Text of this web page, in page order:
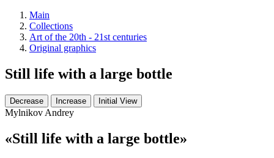
Main
Collections
Art of the 20th - 21st centuries
Original graphics
Still life with а large bottle
Decrease Increase Initial View
Mylnikov Andrey
«Still life with а large bottle»